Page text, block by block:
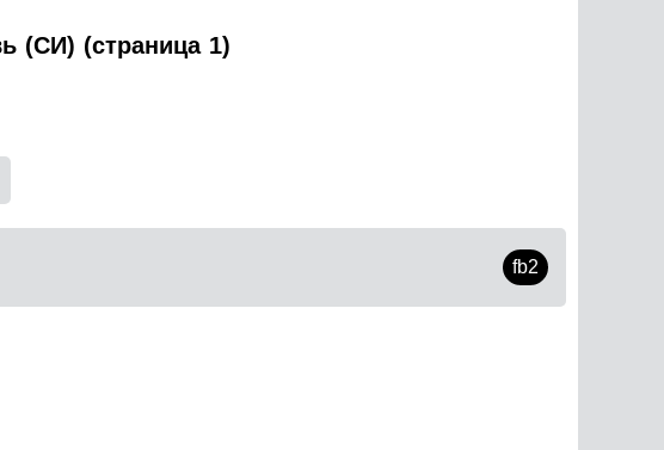
(СИ) (страница 1)
fb2